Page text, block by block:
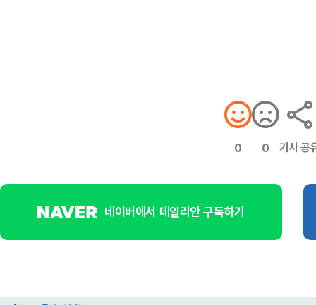
0 0 기사 공
네이버에서 데일리안 구독하기